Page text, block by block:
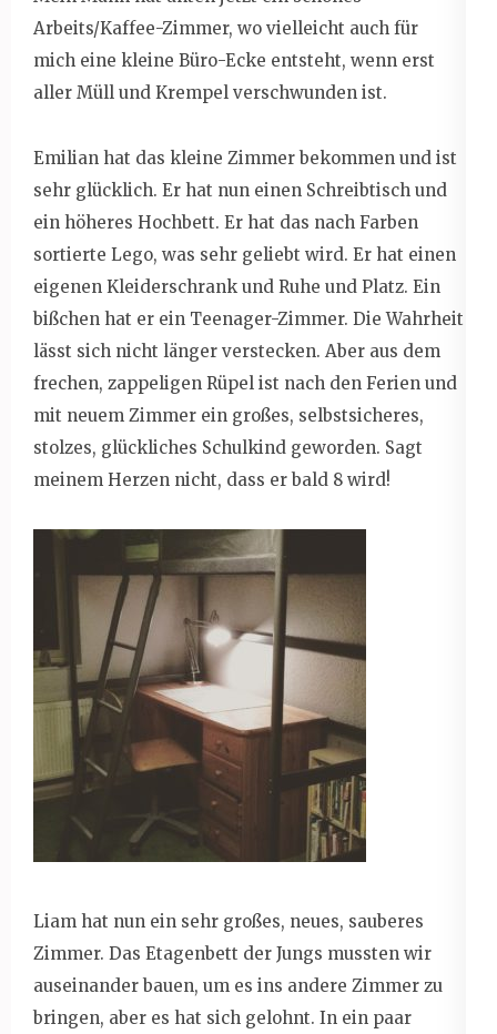
Arbeits/Kaffee-Zimmer, wo vielleicht auch für
mich eine kleine Büro-Ecke entsteht, wenn erst
aller Müll und Krempel verschwunden ist.
Emilian hat das kleine Zimmer bekommen und ist
sehr glücklich. Er hat nun einen Schreibtisch und
ein höheres Hochbett. Er hat das nach Farben
sortierte Lego, was sehr geliebt wird. Er hat einen
eigenen Kleiderschrank und Ruhe und Platz. Ein
bißchen hat er ein Teenager-Zimmer. Die Wahrheit
lässt sich nicht länger verstecken. Aber aus dem
frechen, zappeligen Rüpel ist nach den Ferien und
mit neuem Zimmer ein großes, selbstsicheres,
stolzes, glückliches Schulkind geworden. Sagt
meinem Herzen nicht, dass er bald 8 wird!
Liam hat nun ein sehr großes, neues, sauberes
Zimmer. Das Etagenbett der Jungs mussten wir
auseinander bauen, um es ins andere Zimmer zu
bringen, aber es hat sich gelohnt. In ein paar